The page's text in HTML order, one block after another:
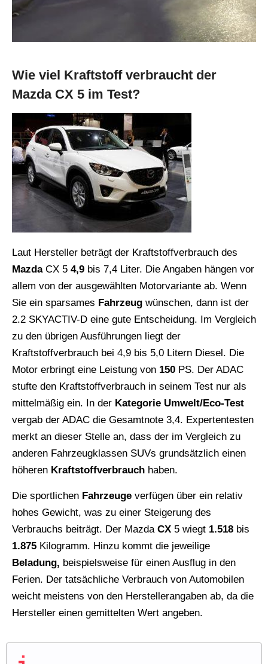
Wie viel Kraftstoff verbraucht der
Mazda CX 5 im Test?
Laut Hersteller beträgt der Kraftstoffverbrauch des
MazdaCX 5 4,9 bis 7,4 Liter. Die Angaben hängen vor
allem von der ausgewählten Motorvariante ab. Wenn
Sie ein sparsames Fahrzeug wünschen, dann ist der
2.2 SKYACTIV-D eine gute Entscheidung. Im Vergleich
zu den übrigen Ausführungen liegt der
Kraftstoffverbrauch bei 4,9 bis 5,0 Litern Diesel. Die
Motor erbringt eine Leistung von 150 PS. Der ADAC
stufte den Kraftstoffverbrauch in seinem Test nur als
mittelmäßig ein. In der Kategorie Umwelt/Eco-Test
vergab der ADAC die Gesamtnote 3,4. Expertentesten
merkt an dieser Stelle an, dass der im Vergleich zu
anderen Fahrzeugklassen SUVs grundsätzlich einen
höheren Kraftstoffverbrauch haben.
Die sportlichen Fahrzeuge verfügen über ein relativ
hohes Gewicht, was zu einer Steigerung des
Verbrauchs beiträgt. Der Mazda CX 5 wiegt 1.518 bis
1.875 Kilogramm. Hinzu kommt die jeweilige
Beladung, beispielsweise für einen Ausflug in den
Ferien. Der tatsächliche Verbrauch von Automobilen
weicht meistens von den Herstellerangaben ab, da die
Hersteller einen gemittelten Wert angeben.